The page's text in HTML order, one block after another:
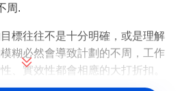
周.
往往不是十分明確，或是理解
糊必然會導致計劃的不周，工作
、實效性都會相應的大打折扣。